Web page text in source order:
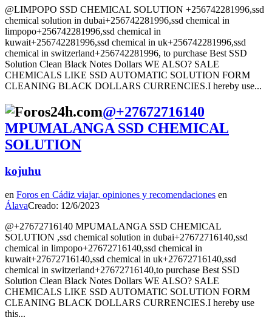
@LIMPOPO SSD CHEMICAL SOLUTION +256742281996,ssd
chemical solution in dubai+256742281996,ssd chemical in
limpopo+256742281996,ssd chemical in
kuwait+256742281996,ssd chemical in uk+256742281996,ssd
chemical in switzerland+256742281996, to purchase Best SSD
Solution Clean Black Notes Dollars WE ALSO? SALE
CHEMICALS LIKE SSD AUTOMATIC SOLUTION FORM
CLEANING BLACK DOLLARS CURRENCIES.I hereby use...
@+27672716140
MPUMALANGA SSD CHEMICAL
SOLUTION
kojuhu
en Foros en Cádiz viajar, opiniones y recomendaciones en
ÁlavaCreado: 12/6/2023
@+27672716140 MPUMALANGA SSD CHEMICAL
SOLUTION ,ssd chemical solution in dubai+27672716140,ssd
chemical in limpopo+27672716140,ssd chemical in
kuwait+27672716140,ssd chemical in uk+27672716140,ssd
chemical in switzerland+27672716140,to purchase Best SSD
Solution Clean Black Notes Dollars WE ALSO? SALE
CHEMICALS LIKE SSD AUTOMATIC SOLUTION FORM
CLEANING BLACK DOLLARS CURRENCIES.I hereby use
this...